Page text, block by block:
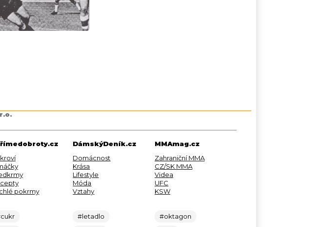
pokrmy
DámskýDeník.cz
Domácnost
Krása
Lifestyle
Móda
Vztahy
#letadlo
MMAmag.cz
Zahraniční MMA
CZ/SK MMA
Videa
UFC
KSW
#oktagon